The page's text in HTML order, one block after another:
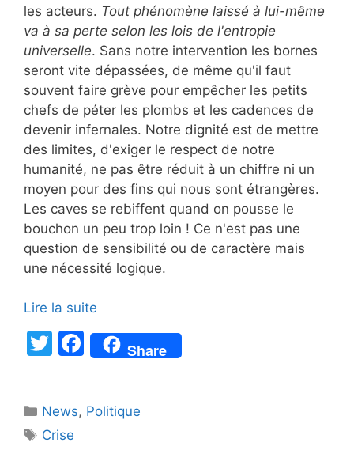
les acteurs. Tout phénomène laissé à lui-même
va à sa perte selon les lois de l'entropie
universelle. Sans notre intervention les bornes
seront vite dépassées, de même qu'il faut
souvent faire grève pour empêcher les petits
chefs de péter les plombs et les cadences de
devenir infernales. Notre dignité est de mettre
des limites, d'exiger le respect de notre
humanité, ne pas être réduit à un chiffre ni un
moyen pour des fins qui nous sont étrangères.
Les caves se rebiffent quand on pousse le
bouchon un peu trop loin ! Ce n'est pas une
question de sensibilité ou de caractère mais
une nécessité logique.
Lire la suite
T
er
F
a
e
Share
Catégories
News, Politique
Étiquettes
Crise